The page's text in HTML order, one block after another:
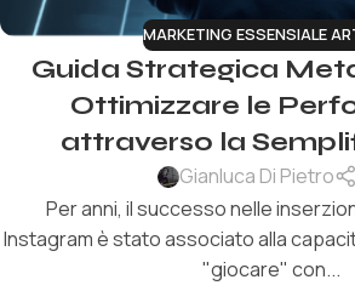
MARKETING ESSENSIALE
Guida Strategica
Ottimizzare le
attraverso la
Gianluca Di Pietro
Per anni, il successo nelle
Instagram è stato associato alla
"giocare" con...